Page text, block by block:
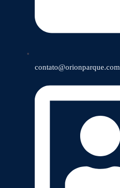
contato@orionparque.com